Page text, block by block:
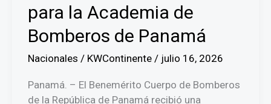
para la Academia de
Bomberos de Panamá
Nacionales / KWContinente / julio 16, 2026
Panamá. – El Benemérito Cuerpo de Bomberos
de la República de Panamá recibió una